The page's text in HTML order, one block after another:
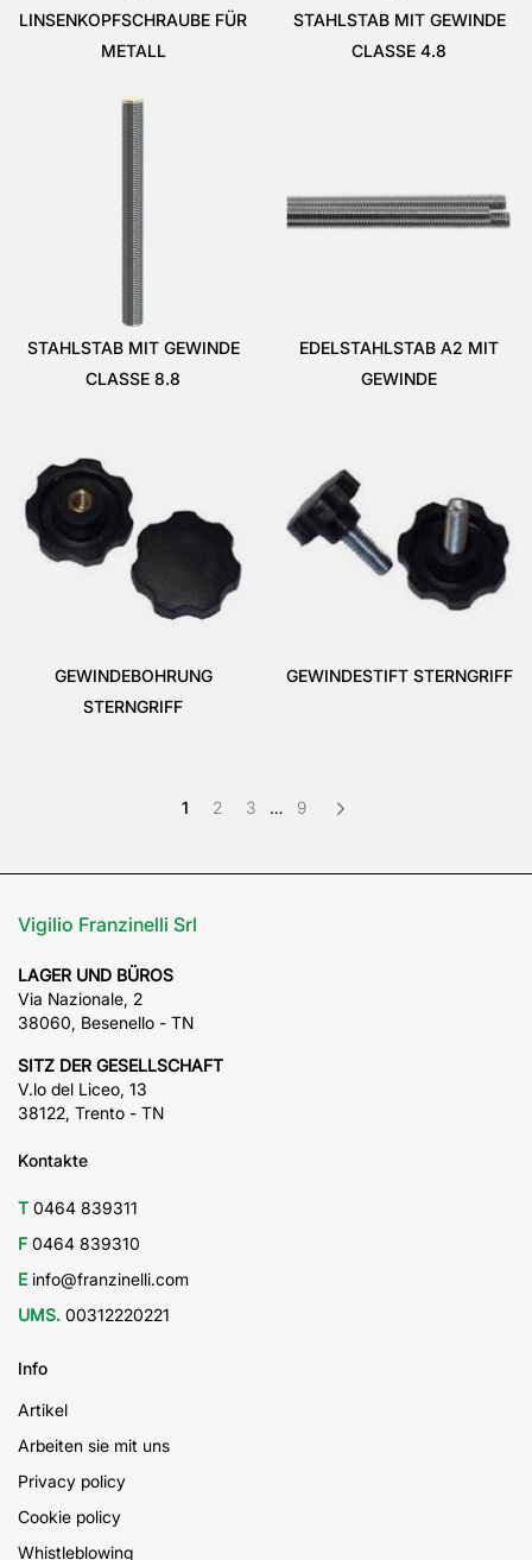
LINSENKOPFSCHRAUBE FÜR
METALL
STAHLSTAB MIT GEWINDE
CLASSE 4.8
STAHLSTAB MIT GEWINDE
CLASSE 8.8
EDELSTAHLSTAB A2 MIT
GEWINDE
GEWINDEBOHRUNG
STERNGRIFF
GEWINDESTIFT STERNGRIFF
1 2 3 … 9
Vigilio Franzinelli Srl
LAGER UND BÜROS
Via Nazionale, 2
38060, Besenello - TN
SITZ DER GESELLSCHAFT
V.lo del Liceo, 13
38122, Trento - TN
Kontakte
T 0464 839311
F 0464 839310
E info@franzinelli.com
UMS. 00312220221
Info
Artikel
Arbeiten sie mit uns
Privacy policy
Cookie policy
Whistleblowing